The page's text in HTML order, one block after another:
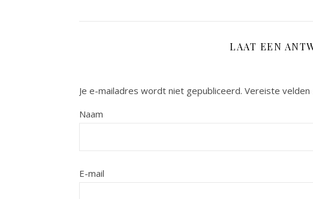
LAAT EEN
Je e-mailadres wordt niet gepubliceerd. Vereiste
Naam
E-mail